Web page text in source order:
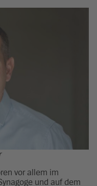
vor allem im
und auf dem